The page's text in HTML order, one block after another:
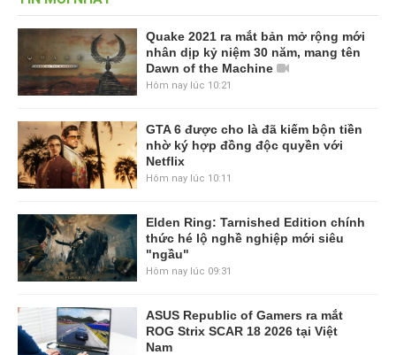
Quake 2021 ra mắt bản mở rộng mới
nhân dịp kỷ niệm 30 năm, mang tên
Dawn of the Machine
Hôm nay lúc 10:21
GTA 6 được cho là đã kiếm bộn tiền
nhờ ký hợp đồng độc quyền với
Netflix
Hôm nay lúc 10:11
Elden Ring: Tarnished Edition chính
thức hé lộ nghề nghiệp mới siêu
"ngầu"
Hôm nay lúc 09:31
ASUS Republic of Gamers ra mắt
ROG Strix SCAR 18 2026 tại Việt
Nam